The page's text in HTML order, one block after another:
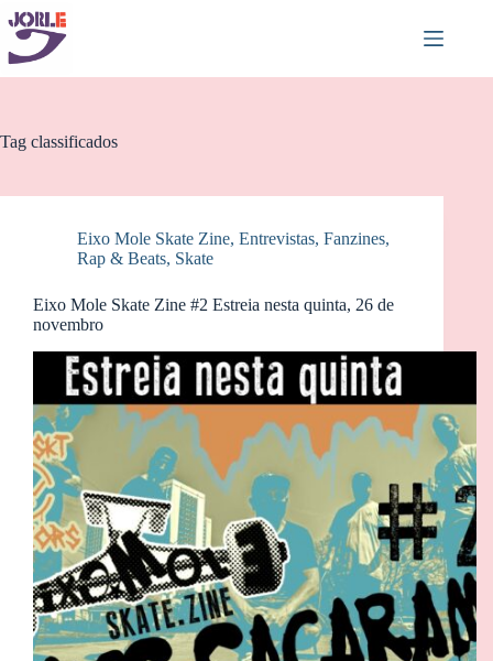
Pular
para
conteúdo
Tag classificados
Eixo Mole Skate Zine, Entrevistas, Fanzines,
Rap & Beats, Skate
Eixo Mole Skate Zine #2 Estreia nesta quinta, 26 de
novembro